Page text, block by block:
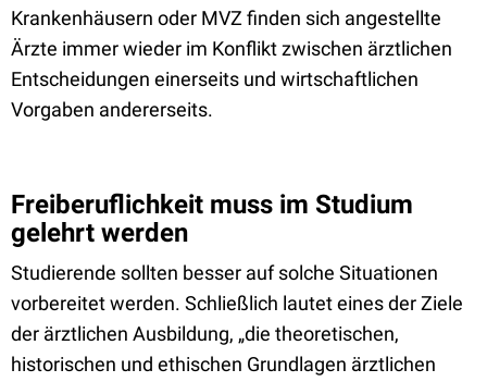
Krankenhäusern oder MVZ finden sich angestellte
Ärzte immer wieder im Konflikt zwischen ärztlichen
Entscheidungen einerseits und wirtschaftlichen
Vorgaben andererseits.
Freiberuflichkeit muss im Studium
gelehrt werden
Studierende sollten besser auf solche Situationen
vorbereitet werden. Schließlich lautet eines der Ziele
der ärztlichen Ausbildung, „die theoretischen,
historischen und ethischen Grundlagen ärztlichen